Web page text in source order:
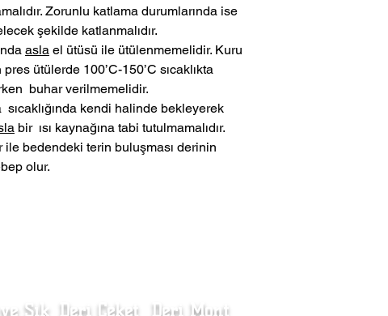
Zorunlu katlama durumlarında ise
şekilde katlanmalıdır.
asla el ütüsü ile ütülenmemelidir. Kuru
ütülerde 100’C-150’C sıcaklıkta
buhar verilmemelidir.
sıcaklığında kendi halinde bekleyerek
bir ısı kaynağına tabi tutulmamalıdır.
bedendeki terin buluşması derinin
olur.
Şık Deri Ceket Deri Mont